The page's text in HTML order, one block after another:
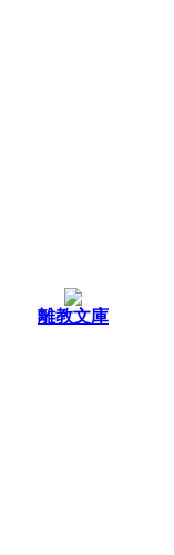
離教文庫